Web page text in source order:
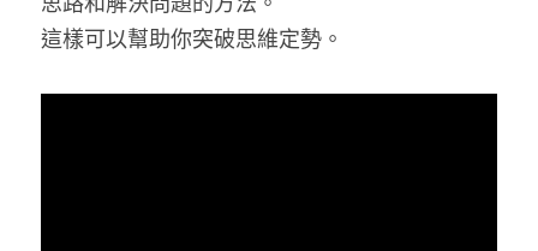
這樣可以幫助你突破思維定勢。